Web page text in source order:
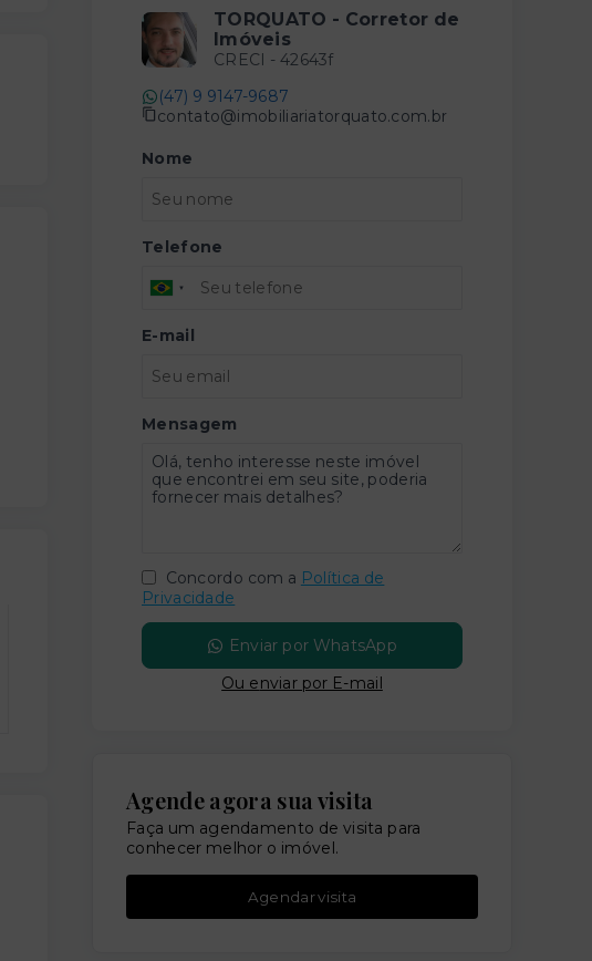
TORQUATO - Corretor de
Imóveis
CRECI - 42643f
(47) 9 9147-9687
contato@imobiliariatorquato.com.br
Nome
Telefone
E-mail
Mensagem
Concordo com a Política de
Privacidade
Enviar por WhatsApp
Ou enviar por E-mail
Agende agora sua visita
Faça um agendamento de visita para
conhecer melhor o imóvel.
Agendar visita